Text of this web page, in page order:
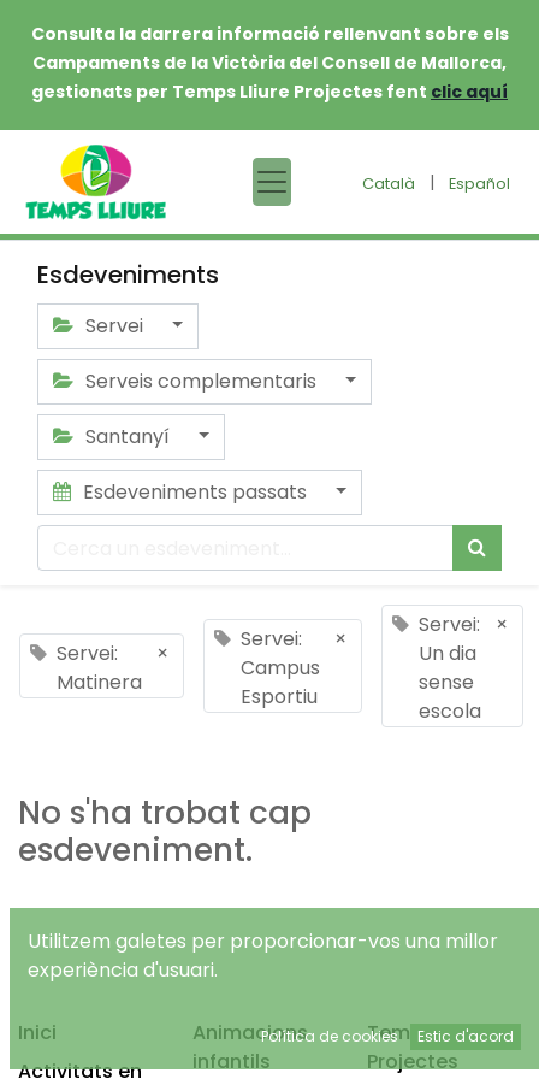
Consulta la darrera informació rellenvant sobre els
Campaments de la Victòria del Consell de Mallorca,
gestionats per Temps Lliure Projectes fent clic aquí
Català | Español
Esdeveniments
Servei
Serveis complementaris
Santanyí
Esdeveniments passats
Servei:
Matinera
×
Servei:
Campus
Esportiu
×
Servei:
Un dia
sense
escola
×
No s'ha trobat cap
esdeveniment.
Inici
Activitats en
Animacions
infantils
Temps Lliure
Projectes
Utilitzem galetes per proporcionar-vos una millor
experiència d'usuari.
Política de cookies Estic d'acord